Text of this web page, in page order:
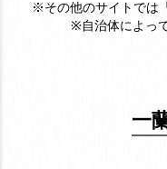
※その他のサイトでは
※自治体によっ
一